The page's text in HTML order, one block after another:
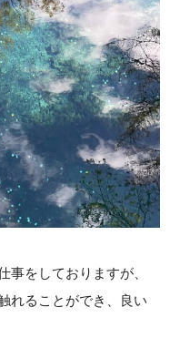
事をしておりますが、
れることができ、良い